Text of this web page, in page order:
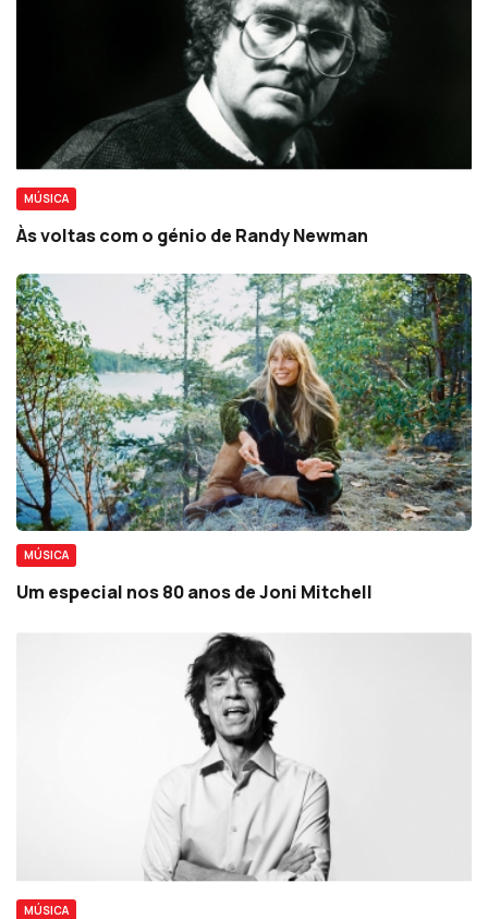
MÚSICA
Às voltas com o génio de Randy Newman
MÚSICA
Um especial nos 80 anos de Joni Mitchell
MÚSICA